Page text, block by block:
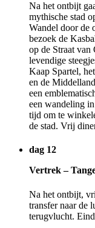
Na het ontbijt
mythische stad
Wandel door de
bezoek de
op de Straat van
levendige
Kaap Spartel,
en de
een
een wandeling
tijd om te
de stad. Vrij
dag 12
Vertrek –
Na het ontbijt,
transfer naar de
terugvlucht.